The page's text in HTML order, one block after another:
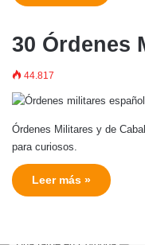
30 Órdenes
44.817
Órdenes Militares y de
para curiosos.
Leer más »